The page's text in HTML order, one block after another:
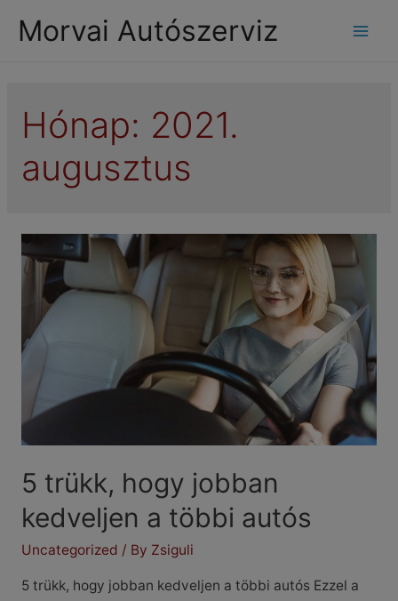
Morvai Autószerviz
Hónap: 2021.
augusztus
5 trükk, hogy jobban
kedveljen a többi autós
Uncategorized / By Zsiguli
5 trükk, hogy jobban kedveljen a többi autós Ezzel a